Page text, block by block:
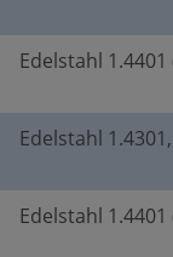
Edelstahl 1.4401
Edelstahl
Edelstahl 1.4401